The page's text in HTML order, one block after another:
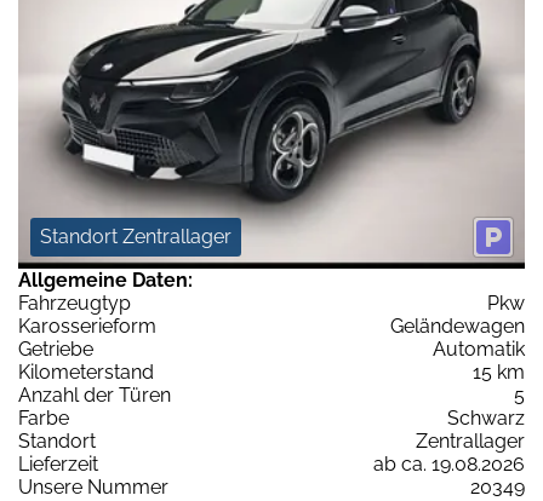
Standort Zentrallager
Allgemeine Daten:
Fahrzeugtyp
Pkw
Karosserieform
Geländewagen
Getriebe
Automatik
Kilometerstand
15 km
Anzahl der Türen
5
Farbe
Schwarz
Standort
Zentrallager
Lieferzeit
ab ca. 19.08.2026
Unsere Nummer
20349